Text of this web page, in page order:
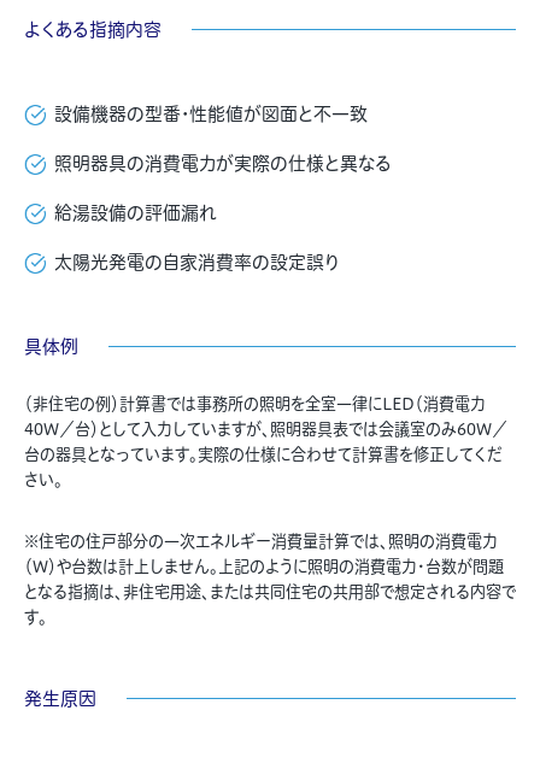
よくある指摘内容
設備機器の型番・性能値が図面と不一致
照明器具の消費電力が実際の仕様と異なる
給湯設備の評価漏れ
太陽光発電の自家消費率の設定誤り
具体例
（非住宅の例）計算書では事務所の照明を全室一律にLED（消費電力
40W／台）として入力していますが、照明器具表では会議室のみ60W／
台の器具となっています。実際の仕様に合わせて計算書を修正してくだ
さい。
※住宅の住戸部分の一次エネルギー消費量計算では、照明の消費電力
（W）や台数は計上しません。上記のように照明の消費電力・台数が問題
となる指摘は、非住宅用途、または共同住宅の共用部で想定される内容で
す。
発生原因